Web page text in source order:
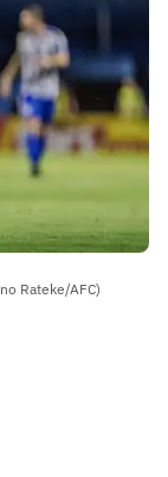
Rateke/AFC)